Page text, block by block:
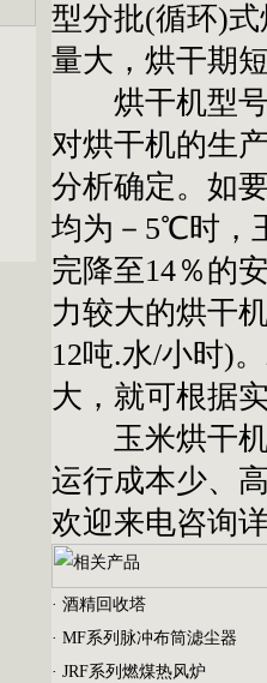
型分批(循环)
量大，烘干期
烘干机型号
对烘干机的生
分析确定。如
均为－5℃时，
完降至14％的
力较大的烘干
12吨.水/小时)
大，就可根据
玉米烘干机
运行成本少、
欢迎来电咨询
· 酒精回收塔
· MF系列脉冲布筒滤尘器
· JRF系列燃煤热风炉